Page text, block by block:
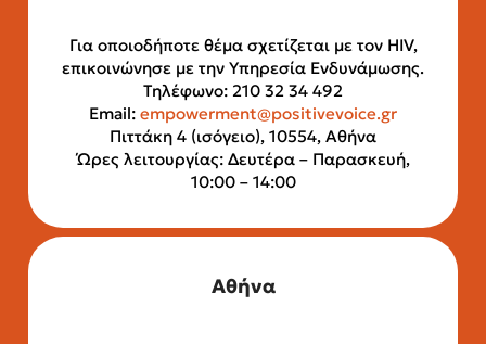
Για οποιοδήποτε θέμα σχετίζεται με τον HIV,
επικοινώνησε με την Υπηρεσία Ενδυνάμωσης.
Τηλέφωνο: 210 32 34 492
Email: empowerment@positivevoice.gr
Πιττάκη 4 (ισόγειο), 10554, Αθήνα
Ώρες λειτουργίας: Δευτέρα – Παρασκευή,
10:00 – 14:00
Αθήνα